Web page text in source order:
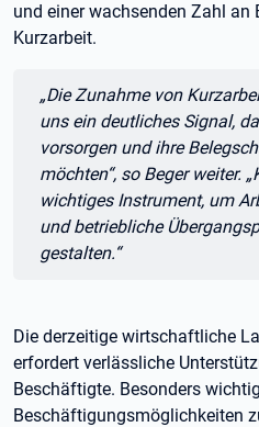
und einer wachsenden Zahl an
Kurzarbeit.
Zitat:
„Die Zunahme von
uns ein deutliches Signal,
vorsorgen und ihre
möchten“, so Beger weiter.
wichtiges Instrument, um
und betriebliche
gestalten.“
Die derzeitige wirtschaftliche
erfordert verlässliche
Beschäftigte. Besonders
Beschäftigungsmöglichkeiten